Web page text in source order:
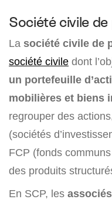
Société civile
La société civile de
société civile dont
un portefeuille
mobilières et biens
regrouper des
(sociétés
FCP (fonds
des produits
En SCP, les associés